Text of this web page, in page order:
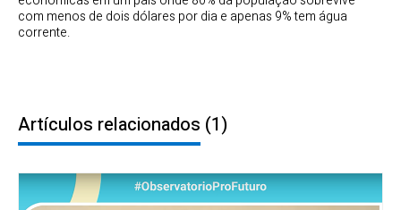
com menos de dois dólares por dia e apenas 9% tem água
corrente.
Artículos relacionados (1)